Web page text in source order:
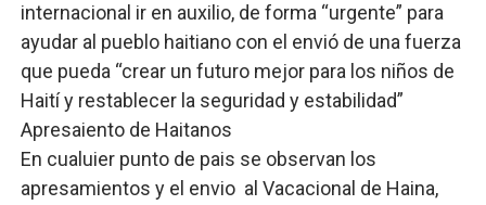
internacional ir en auxilio, de forma “urgente” para
ayudar al pueblo haitiano con el envió de una fuerza
que pueda “crear un futuro mejor para los niños de
Haití y restablecer la seguridad y estabilidad”
Apresaiento de Haitanos
En cualuier punto de pais se observan los
apresamientos y el envio al Vacacional de Haina,